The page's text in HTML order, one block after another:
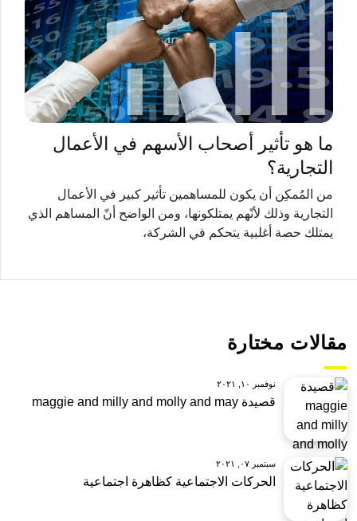
ما هو تأثير أصحاب الأسهم في الأعمال
التجارية؟
من المُمكِن أن يكون للمساهمين تأثير كبير في الأعمال
التجارية وذلك لأنّهم يمتلكونها، ومن الواضح أنّ المساهم الذي
يمتلك حصة أغلبية يتحكم في الشركة،
مقالات مختارة
نوفمبر ١٠, ٢٠٢١
قصيدة maggie and milly and molly and may
سبتمبر ٠٧, ٢٠٢١
الحركات الاجتماعية كظاهرة اجتماعية